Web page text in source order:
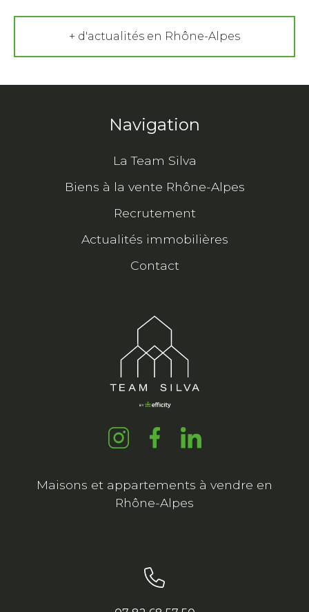
+ d'actualités en Rhône-Alpes
Navigation
La Team Silva
Biens à la vente Rhône-Alpes
Recrutement
Actualités immobilières
Contact
Maisons et appartements à vendre en
Rhône-Alpes